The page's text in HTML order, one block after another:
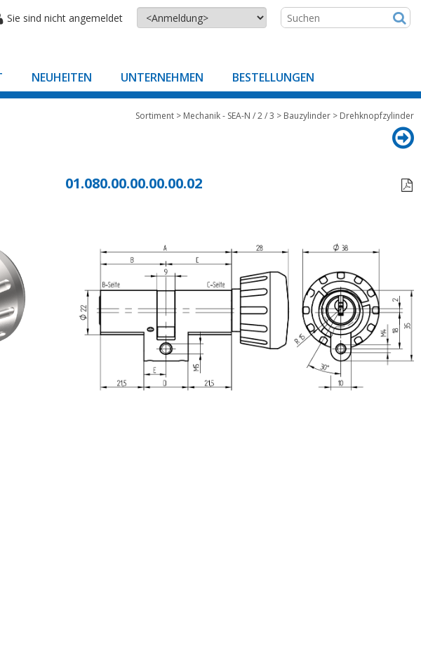
Sie sind nicht angemeldet
NEUHEITEN UNTERNEHMEN BESTELLUNGEN
Sortiment > Mechanik - SEA-N / 2 / 3 > Bauzylinder > Drehknopfzylinder
01.080.00.00.00.00.02
